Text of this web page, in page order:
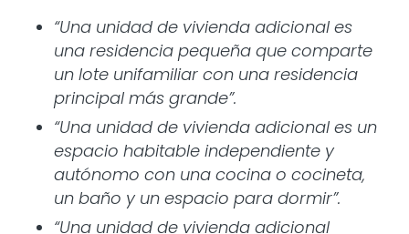
“Una unidad de vivienda adicional es
una residencia pequeña que comparte
un lote unifamiliar con una residencia
principal más grande”.
“Una unidad de vivienda adicional es un
espacio habitable independiente y
autónomo con una cocina o cocineta,
un baño y un espacio para dormir”.
“Una unidad de vivienda adicional